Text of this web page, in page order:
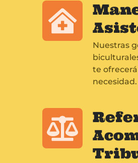
Nuestras
te
necesidad.